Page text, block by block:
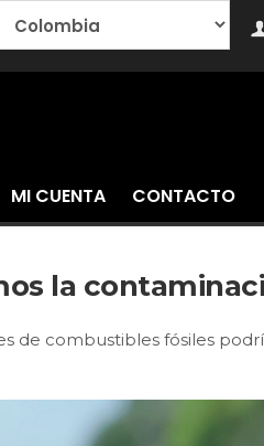
MI CUENTA CONTACTO
la
de combustibles fósiles